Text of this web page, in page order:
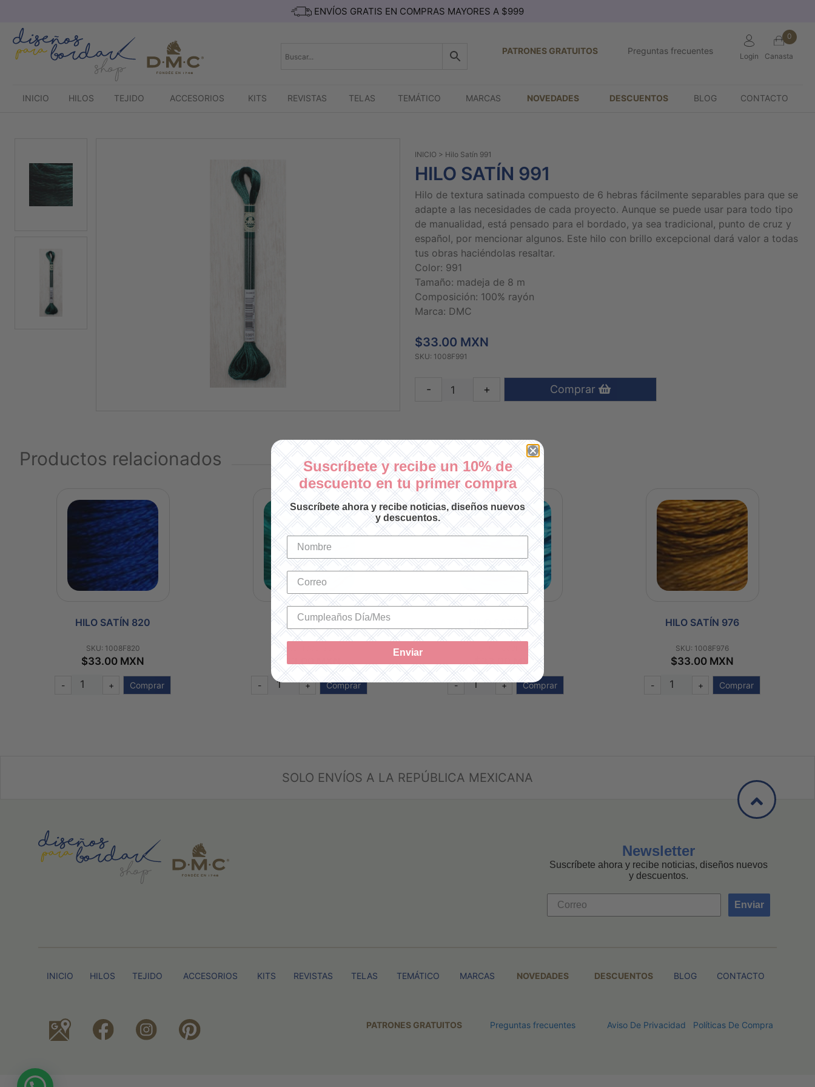
contenido
ENVÍOS GRATIS EN COMPRAS MAYORES A $999
PATRONES GRATUITOS Preguntas frecuentes
Login
0
Canasta
INICIO HILOS TEJIDO ACCESORIOS KITS REVISTAS TELAS TEMÁTICO MARCAS NOVEDADES DESCUENTOS BLOG CONTACTO
INICIO > Hilo Satín 991
HILO SATÍN 991
Hilo de textura satinada compuesto de 6 hebras fácilmente separables para que se
adapte a las necesidades de cada proyecto. Aunque se puede usar para todo tipo
de manualidad, está pensado para el bordado, ya sea tradicional, punto de cruz y
español, por mencionar algunos. Este hilo con brillo excepcional dará valor a todas
tus obras haciéndolas resaltar.
Color: 991
Tamaño: madeja de 8 m
Composición: 100% rayón
Marca: DMC
$33.00 MXN
SKU: 1008F991
- + Comprar
Productos relacionados
HILO SATÍN 959
SKU: 1008F959
$33.00 MXN
- + Comprar
HILO SATÍN 995
SKU: 1008F995
$33.00 MXN
- + Comprar
HILO SATÍN 976
SKU: 1008F976
$33.00 MXN
- + Comprar
HILO SATÍN 964
SKU: 1008F964
$33.00 MXN
- + Comprar
SOLO ENVÍOS A LA REPÚBLICA MEXICANA
Newsletter
Suscríbete ahora y recibe noticias, diseños nuevos
y descuentos.
Enviar
INICIO HILOS TEJIDO ACCESORIOS KITS REVISTAS TELAS TEMÁTICO MARCAS NOVEDADES DESCUENTOS BLOG CONTACTO
PATRONES GRATUITOS Preguntas frecuentes Aviso De Privacidad Políticas De Compra
Suscríbete y recibe un 10% de
descuento en tu primer compra
Suscríbete ahora y recibe noticias, diseños nuevos
y descuentos.
Enviar